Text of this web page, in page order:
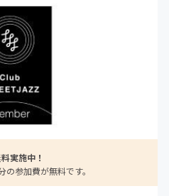
実施中！
参加費が無料です。